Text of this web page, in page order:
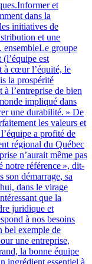
et
dans la
initiatives de
et une
groupe
est
à cœur l’équité, le
la prospérité
l’entreprise de bien
impliqué dans
une durabilité. » De
les valeurs et
a profité de
régional du Québec
n’aurait même pas
notre référence », dit-
son démarrage, sa
dans le virage
que la
juridique et
à nos besoins
bel exemple de
une entreprise,
la bonne équipe